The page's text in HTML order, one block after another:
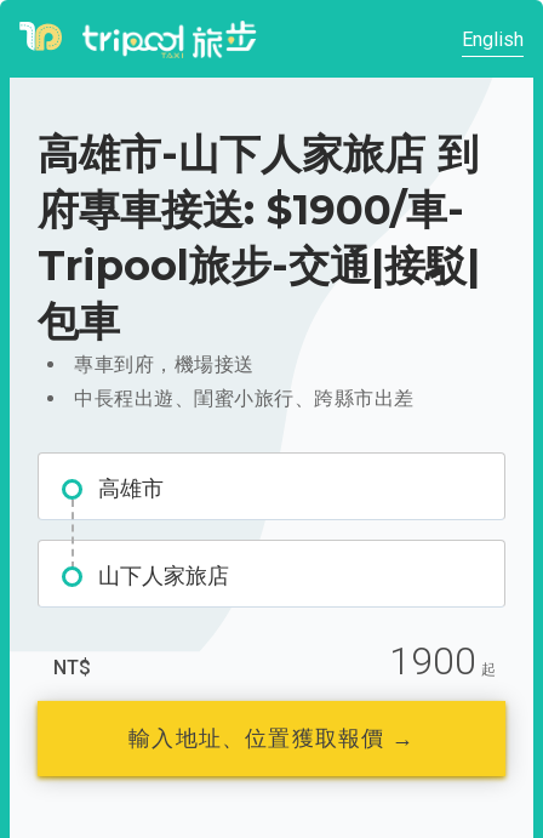
English
高雄市-山下人家旅店 到
府專車接送: $1900/車-
Tripool旅步-交通|接駁|
包車
專車到府，機場接送
中長程出遊、閨蜜小旅行、跨縣市出差
高雄市
山下人家旅店
NT$ 1900 起
輸入地址、位置獲取報價 →